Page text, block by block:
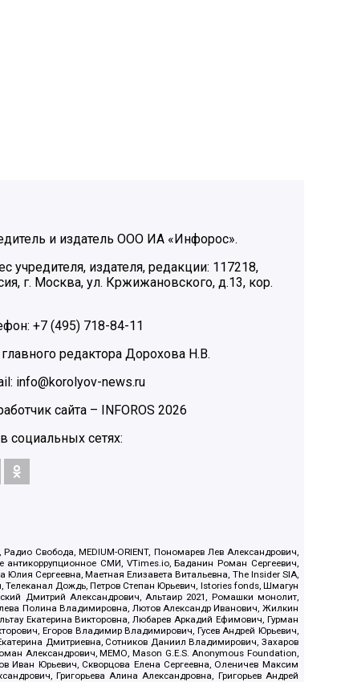
и издатель ООО ИА «Инфорос».
учредителя, издателя, редакции: 117218,
г. Москва, ул. Кржижановского, д.13, кор.
+7 (495) 718-84-11
редактора Дорохова Н.В.
info@korolyov-news.ru
сайта –
INFOROS 2026
социальных сетях:
Свобода, MEDIUM-ORIENT, Пономарев Лев Александрович,
СМИ, VTimes.io, Баданин Роман Сергеевич,
Сергеевна, Маетная Елизавета Витальевна, The Insider SIA,
Дождь, Петров Степан Юрьевич, Istories fonds, Шмагун
Дмитрий Александрович, Альтаир 2021, Ромашки монолит,
Полина Владимировна, Лютов Александр Иванович, Жилкин
Екатерина Викторовна, Любарев Аркадий Ефимович, Гурман
Егоров Владимир Владимирович, Гусев Андрей Юрьевич,
Дмитриевна, Сотников Даниил Владимирович, Захаров
Александрович, МЕМО, Mason G.E.S. Anonymous Foundation,
Иван Юрьевич, Скворцова Елена Сергеевна, Оленичев Максим
Григорьева Алина Александровна, Григорьев Андрей